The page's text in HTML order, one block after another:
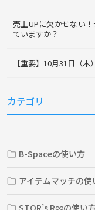
売上UPに欠かせない
ていますか？
【重要】10月31日（
カテゴリ
B-Spaceの使い方
アイテムマッチの使